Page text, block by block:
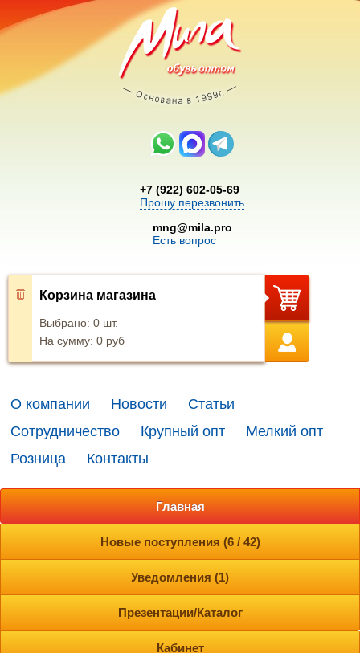
+7 (922) 602-05-69
Прошу перезвонить
mng@mila.pro
Есть вопрос
Корзина магазина
Выбрано: 0 шт.
На сумму: 0 руб
О компании Новости
Статьи
Сотрудничество
Крупный опт
Мелкий опт
Розница
Контакты
Главная
Новые поступления (6 / 42)
Уведомления (1)
Презентации/Каталог
Кабинет